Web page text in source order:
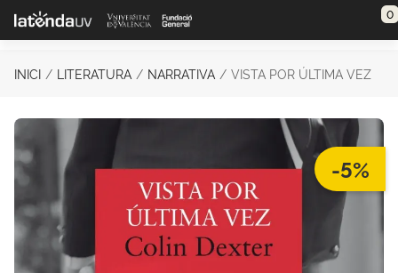
Saltar al contenido principal 0
INICI LITERATURA NARRATIVA VISTA POR ÚLTIMA VEZ
-5%